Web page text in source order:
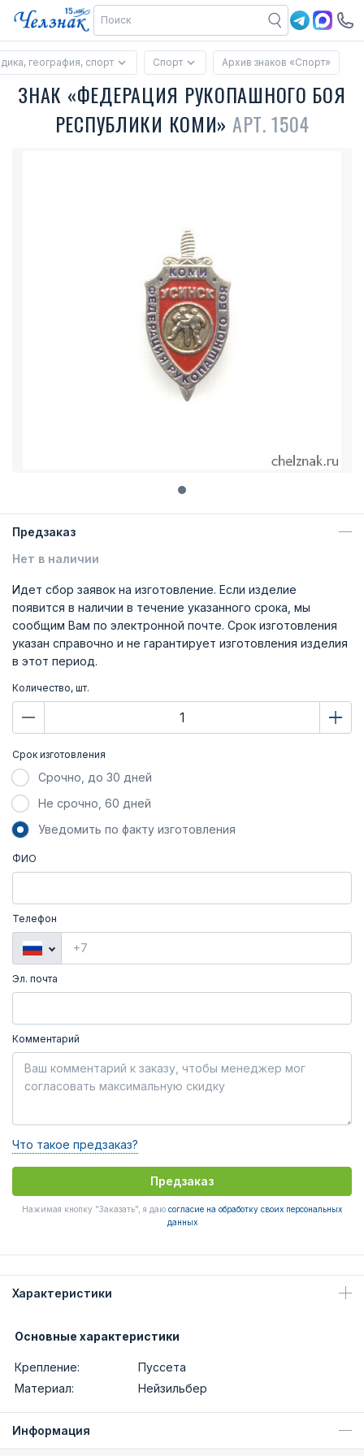
география, спорт Спорт Архив знаков «Спорт»
ЗНАК «ФЕДЕРАЦИЯ РУКОПАШНОГО БОЯ
РЕСПУБЛИКИ КОМИ» АРТ. 1504
Предзаказ
Нет в наличии
Идет сбор заявок на изготовление. Если изделие
появится в наличии в течение указанного срока, мы
сообщим Вам по электронной почте. Срок изготовления
указан справочно и не гарантирует изготовления изделия
в этот период.
Количество, шт.
Срок изготовления
Срочно, до 30 дней
Не срочно, 60 дней
Уведомить по факту изготовления
ФИО
Телефон
Эл. почта
Комментарий
Что такое предзаказ?
Предзаказ
Нажимая кнопку "Заказать", я даю согласие на обработку своих персональных
данных
Характеристики
Основные характеристики
Крепление:
Пуссета
Материал:
Нейзильбер
Информация